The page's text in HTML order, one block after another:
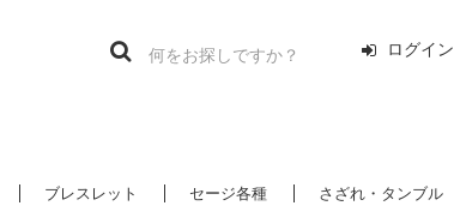
ログイン
ブレスレット セージ各種 さざれ・タンブル